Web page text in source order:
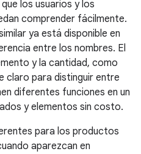
los usuarios y los
comprender fácilmente.
ya está disponible en
entre los nombres. El
y la cantidad, como
claro para distinguir entre
diferentes funciones en un
y elementos sin costo.
para los productos
aparezcan en